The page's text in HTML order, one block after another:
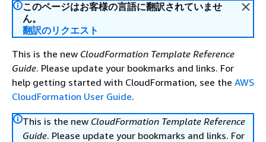
このページはお客様の言語に翻訳されていませ
ん。
翻訳のリクエスト
This is the new CloudFormation Template Reference
Guide. Please update your bookmarks and links. For
help getting started with CloudFormation, see the AWS
CloudFormation User Guide.
This is the new CloudFormation Template Reference
Guide. Please update your bookmarks and links. For